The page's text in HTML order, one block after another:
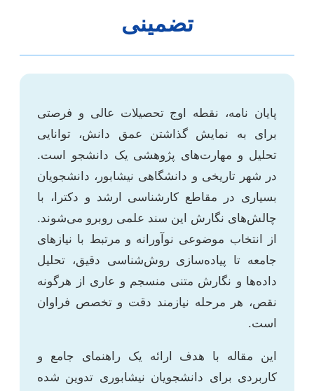
تضمینی
پایان نامه، نقطه اوج تحصیلات عالی و فرصتی
برای به نمایش گذاشتن عمق دانش، توانایی
تحلیل و مهارت‌های پژوهشی یک دانشجو است.
در شهر تاریخی و دانشگاهی نیشابور، دانشجویان
بسیاری در مقاطع کارشناسی ارشد و دکترا، با
چالش‌های نگارش این سند علمی روبرو می‌شوند.
از انتخاب موضوعی نوآورانه و مرتبط با نیازهای
جامعه تا پیاده‌سازی روش‌شناسی دقیق، تحلیل
داده‌ها و نگارش متنی منسجم و عاری از هرگونه
نقص، هر مرحله نیازمند دقت و تخصص فراوان
است.
این مقاله با هدف ارائه یک راهنمای جامع و
کاربردی برای دانشجویان نیشابوری تدوین شده